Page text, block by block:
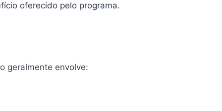
oferecido pelo programa.
geralmente envolve: